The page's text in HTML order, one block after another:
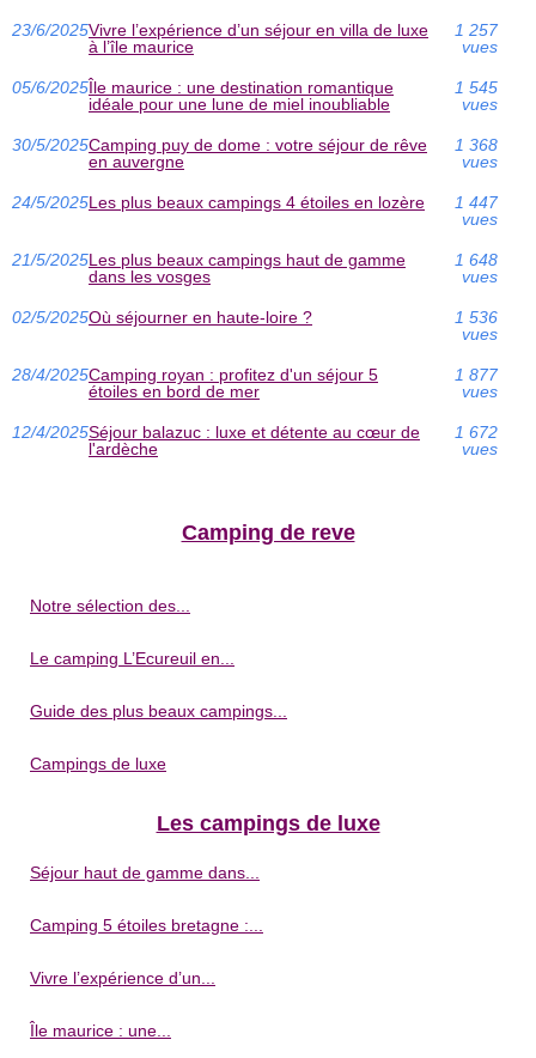
23/6/2025Vivre l’expérience d’un séjour en villa de luxe
à l’île maurice
1 257
vues
05/6/2025Île maurice : une destination romantique
idéale pour une lune de miel inoubliable
1 545
vues
30/5/2025Camping puy de dome : votre séjour de rêve
en auvergne
1 368
vues
24/5/2025Les plus beaux campings 4 étoiles en lozère
1 447
vues
21/5/2025Les plus beaux campings haut de gamme
dans les vosges
1 648
vues
02/5/2025Où séjourner en haute-loire ?
1 536
vues
28/4/2025Camping royan : profitez d'un séjour 5
étoiles en bord de mer
1 877
vues
12/4/2025Séjour balazuc : luxe et détente au cœur de
l'ardèche
1 672
vues
Camping de reve
Notre sélection des...
Le camping L’Ecureuil en...
Guide des plus beaux campings...
Campings de luxe
Les campings de luxe
Séjour haut de gamme dans...
Camping 5 étoiles bretagne :...
Vivre l’expérience d’un...
Île maurice : une...